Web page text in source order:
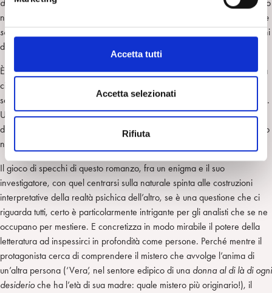
d
l
c
n
s
Accetta tutti
Accetta selezionati
Rifiuta
destino si incarna in un luogo, in un volto
, lui che sembra un sonnambulo
nella propria esistenza, confuso circa i sentimenti e le intenzioni –
come
se non dovessi sapere dove andiamo
esposto a repentine oscillazioni
del giudizio.
È come se l’assillo interiore sull’enigma di Vera fosse una distrazione da
ciò che ancora non conosce di sé e al contempo un mezzo per
scoprirlo, per indirizzare il tempo sospeso della sua ‘attesa di diventare’ .
Una sorta di difficoltà a impegnarsi, a definirsi, forse l’intento di farsi
definire dall’altro – la scena con cui si chiude la storia è superba nel suo
nitore.
Il gioco di specchi di questo romanzo, fra un enigma e il suo
investigatore, con quel centrarsi sulla naturale spinta alle costruzioni
interpretative della realtà psichica dell’altro, se è una questione che ci
riguarda tutti, certo è particolarmente intrigante per gli analisti che se ne
occupano per mestiere. E concretizza in modo mirabile il potere della
letteratura ad inspessirci in profondità come persone. Perché mentre il
protagonista cerca di comprendere il mistero che avvolge l’anima di
un’altra persona (‘Vera’, nel sentore edipico di una donna al di là di ogni
desiderioche ha l’età di sua madre: quale mistero più originario!), il